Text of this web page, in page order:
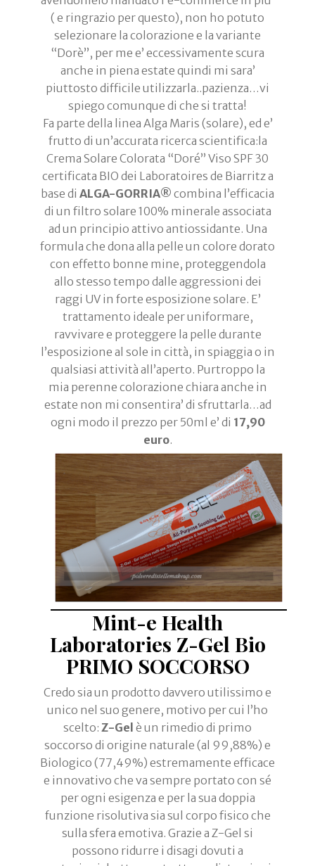
( e ringrazio per questo), non ho potuto
selezionare la colorazione e la variante
“Dorè”, per me e’ eccessivamente scura
anche in piena estate quindi mi sara’
piuttosto difficile utilizzarla..pazienza…vi
spiego comunque di che si tratta!
Fa parte della linea Alga Maris (solare), ed e’
frutto di un’accurata ricerca scientifica:la
Crema Solare Colorata “Doré” Viso SPF 30
certificata BIO dei Laboratoires de Biarritz a
base di ALGA-GORRIA® combina l’efficacia
di un filtro solare 100% minerale associata
ad un principio attivo antiossidante. Una
formula che dona alla pelle un colore dorato
con effetto bonne mine, proteggendola
allo stesso tempo dalle aggressioni dei
raggi UV in forte esposizione solare. E’
trattamento ideale per uniformare,
ravvivare e proteggere la pelle durante
l’esposizione al sole in città, in spiaggia o in
qualsiasi attività all’aperto. Purtroppo la
mia perenne colorazione chiara anche in
estate non mi consentira’ di sfruttarla…ad
ogni modo il prezzo per 50ml e’ di 17,90
euro.
Mint-e Health
Laboratories Z-Gel Bio
PRIMO SOCCORSO
Credo sia un prodotto davvero utilissimo e
unico nel suo genere, motivo per cui l’ho
scelto: Z-Gel è un rimedio di primo
soccorso di origine naturale (al 99,88%) e
Biologico (77,49%) estremamente efficace
e innovativo che va sempre portato con sé
per ogni esigenza e per la sua doppia
funzione risolutiva sia sul corpo fisico che
sulla sfera emotiva. Grazie a Z-Gel si
possono ridurre i disagi dovuti a